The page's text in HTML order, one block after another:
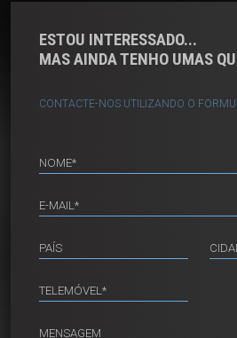
ESTOU INTERESSADO...
MAS AINDA TENHO UMAS
CONTACTE-NOS UTILIZANDO O